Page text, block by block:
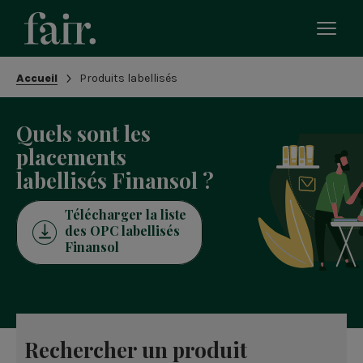
le
Fil
d'Ariane
Accueil Produits labellisés
Quels sont les
placements
labellisés Finansol ?
Télécharger la liste
des OPC labellisés
Finansol
Rechercher un produit